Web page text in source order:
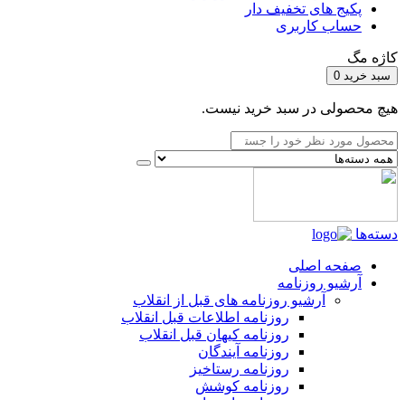
پکیج های تخفیف دار
حساب کاربری
کاژه مگ
سبد خرید 0
هیچ محصولی در سبد خرید نیست.
دسته‌ها
صفحه اصلی
آرشیو روزنامه
آرشیو روزنامه های قبل از انقلاب
روزنامه اطلاعات قبل انقلاب
روزنامه کیهان قبل انقلاب
روزنامه آیندگان
روزنامه رستاخیز
روزنامه کوشش